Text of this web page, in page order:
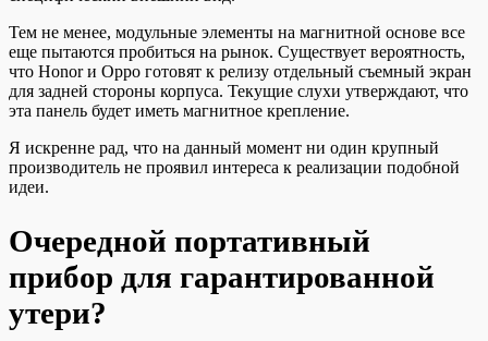
Тем не менее, модульные элементы на магнитной основе все
еще пытаются пробиться на рынок. Существует вероятность,
что Honor и Oppo готовят к релизу отдельный съемный экран
для задней стороны корпуса. Текущие слухи утверждают, что
эта панель будет иметь магнитное крепление.
Я искренне рад, что на данный момент ни один крупный
производитель не проявил интереса к реализации подобной
идеи.
Очередной портативный
прибор для гарантированной
утери?